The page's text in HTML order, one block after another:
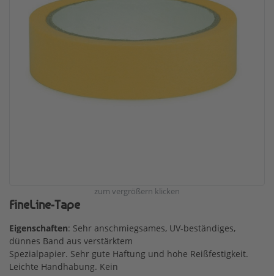
zum vergrößern klicken
FineLine-Tape
Eigenschaften: Sehr anschmiegsames, UV-beständiges,
dünnes Band aus verstärktem
Spezialpapier. Sehr gute Haftung und hohe Reißfestigkeit.
Leichte Handhabung. Kein